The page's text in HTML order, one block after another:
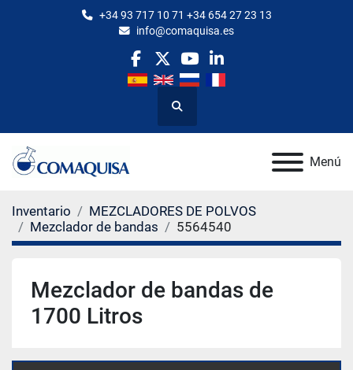
+34 93 717 10 71 +34 654 27 23 13
info@comaquisa.es
facebook
twitteryoutubelinkedin
Buscar
Menú
Inventario
MEZCLADORES DE POLVOS
Mezclador de bandas
5564540
Mezclador de bandas de
1700 Litros